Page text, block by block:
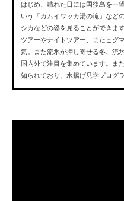
はじめ、晴れた日には国後島を一
いう「カムイワッカ湯の滝」など
シカなどの姿を見ることができま
ツアーやナイトツアー、またヒグ
気。また流氷が押し寄せる冬、流
国内外で注目を集めています。ま
知られており、水揚げ見学プログ